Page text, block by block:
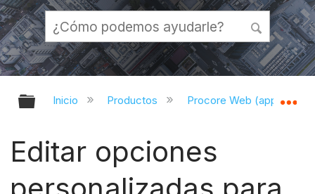
Expandir/contraer jerarquía global
Inicio Productos Procore Web
Editar opciones